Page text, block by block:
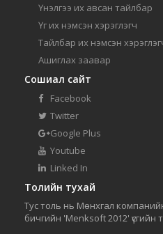
Үнэлгээ их авсан тайлбар
Үг их нэмсэн хэрэглэгч
Тайлбар их нэмсэн
Ашиглах заавар
Сошиал сайт
Facebook
Twitter
Google Plus
Youtube
Linked In
Толийн тухай
Тус толь нь Мөнхгал
бичгийн 'Menksoft 2012' үсгийн